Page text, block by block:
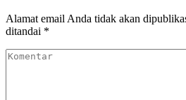
Alamat email Anda tidak akan
ditandai *